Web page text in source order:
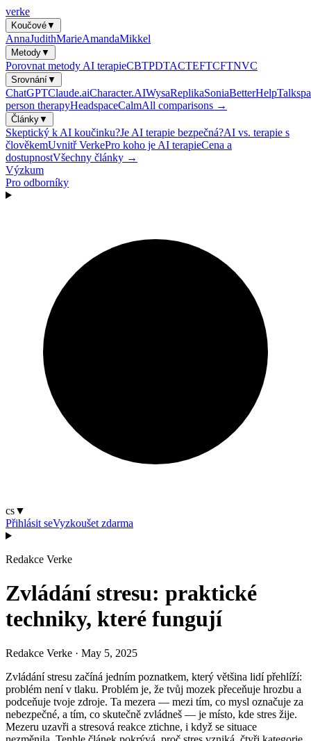
verke
Koučové▼
AnnaJudithMarieAmandaMikkel
Metody▼
Porovnat metody AI terapieCBTPDTACTEFTCFTNVC
Srovnání▼
ChatGPTClaude.aiCharacter.AIWysaReplikaSoniaBetterHelp
person therapyHeadspaceCalmAll comparisons →
Články▼
Skeptický k AI koučinku?Je AI terapie bezpečná?AI vs. terapie s
člověkemUvnitř VerkePro koho je AI terapieCena a
dostupnostVšechny články →
Výzkum
Pro odborníky
cs▼
Přihlásit seVyzkoušet zdarma
Redakce Verke
Zvládání stresu: praktické
techniky, které fungují
Redakce Verke · May 5, 2025
Zvládání stresu začíná jedním poznatkem, který většina lidí přehlíží:
problém není v tlaku. Problém je, že tvůj mozek přeceňuje hrozbu a
podceňuje tvoje zdroje. Ta mezera — mezi tím, co mysl označuje za
nebezpečné, a tím, co skutečně zvládneš — je místo, kde stres žije.
Mezeru uzavři a stresová reakce ztichne, i když se situace